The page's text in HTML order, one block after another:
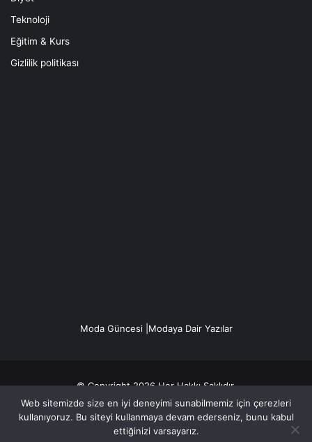
Teknoloji
Eğitim & Kurs
Gizlilik politikası
Moda Güncesi |Modaya Dair Yazılar
© Copyright 2026 Her Hakkı Saklıdır.
Gizlilik politikası
Web sitemizde size en iyi deneyimi sunabilmemiz için çerezleri
kullanıyoruz. Bu siteyi kullanmaya devam ederseniz, bunu kabul
ettiğinizi varsayarız.